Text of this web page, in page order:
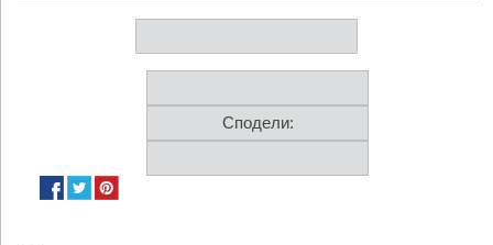
Сподели: